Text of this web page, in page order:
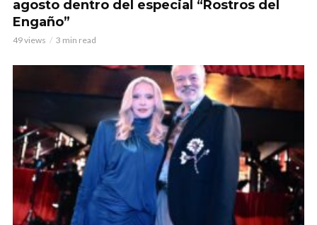
agosto dentro del especial “Rostros del
Engaño”
49 views 3 min read